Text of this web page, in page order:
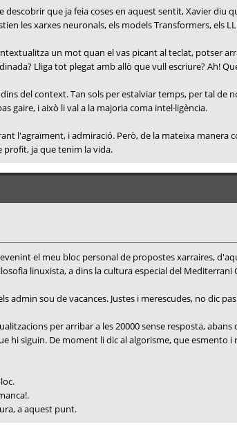
descobrir que ja feia coses en aquest sentit, Xavier
les xarxes neuronals, els models Transformers, els
un mot quan el vas picant al teclat, potser
Lliga tot plegat amb allò que vull escriure? Ah!
del context. Tan sols per estalviar temps, per tal
gaire, i això li val a la majoria coma intel·ligència.
l'agraïment, i admiració. Però, de la mateixa
ja que tenim la vida.
el meu bloc personal de propostes xarraires,
linuxista, a dins la cultura especial del Mediterrani
admin sou de vacances. Justes i merescudes, no dic
per arribar a les 20000 sense resposta,
hi siguin. De moment li dic al algorisme, que
a aquest punt.